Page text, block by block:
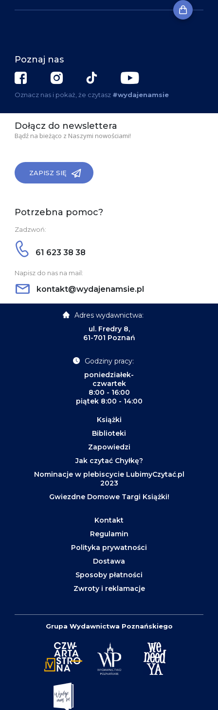
Poznaj nas
Oznacz nas i pokaż, że czytasz #wydajenamsie
Dołącz do newslettera
Bądź na bieżąco z Naszymi nowościami!
ZAPISZ SIĘ
Potrzebna pomoc?
Zadzwoń:
61 623 38 38
Napisz do nas na mail:
kontakt@wydajenamsie.pl
Adres wydawnictwa:
ul. Fredry 8,
61-701 Poznań
Godziny pracy:
poniedziałek-
czwartek
8:00 - 16:00
piątek 8:00 - 14:00
Książki
Biblioteki
Zapowiedzi
Jak czytać Chyłkę?
Nominacje w plebiscycie LubimyCzytać.pl
2023
Gwiezdne Domowe Targi Książki!
Kontakt
Regulamin
Polityka prywatności
Dostawa
Sposoby płatności
Zwroty i reklamacje
Grupa Wydawnictwa Poznańskiego